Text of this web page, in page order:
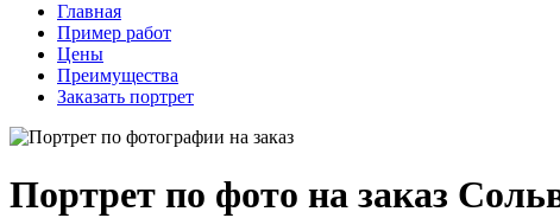
Главная
Пример работ
Цены
Преимущества
Заказать портрет
Портрет по фото на заказ